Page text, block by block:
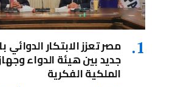
مصر تعزز الابتكار الدوائي
جديد بين هيئة الدواء
الملكية الفكرية